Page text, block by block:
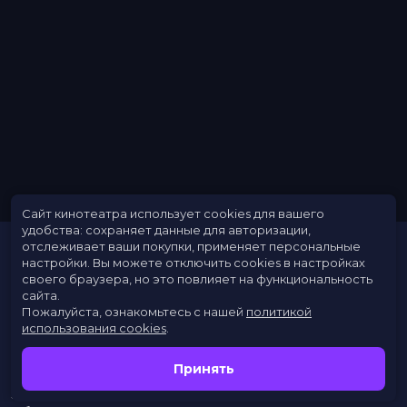
Расписание
Скоро в кино
Заведения
Сайт кинотеатра использует cookies для вашего
удобства: сохраняет данные для авторизации,
отслеживает ваши покупки, применяет персональные
настройки. Вы можете отключить cookies в настройках
своего браузера, но это повлияет на функциональность
сайта.
Пожалуйста, ознакомьтесь с нашей политикой
использования cookies
Принять